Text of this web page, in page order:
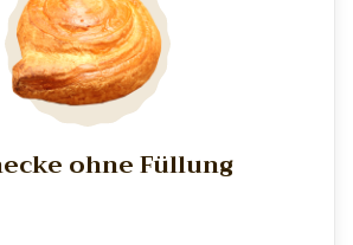
ohne Füllung